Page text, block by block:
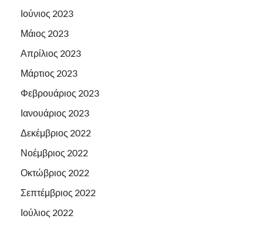
Ιούνιος 2023
Μάιος 2023
Απρίλιος 2023
Μάρτιος 2023
Φεβρουάριος 2023
Ιανουάριος 2023
Δεκέμβριος 2022
Νοέμβριος 2022
Οκτώβριος 2022
Σεπτέμβριος 2022
Ιούλιος 2022